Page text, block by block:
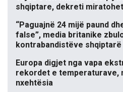
shqiptare, dekreti
“Paguajnë 24 mijë paund
false”, media britanike
kontrabandistëve shqiptarë
Europa digjet nga vapa
rekordet e temperaturave,
nxehtësia